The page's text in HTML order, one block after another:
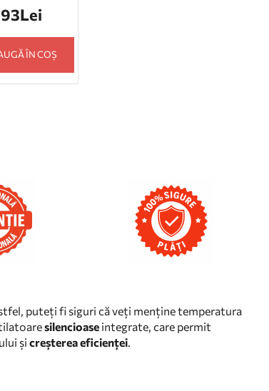
ÎN COȘ
puteți fi siguri că veți menține temperatura
silencioase integrate, care permit
și creșterea eficienței.